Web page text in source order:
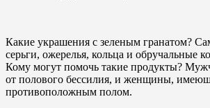
Какие украшения с зеленым гранатом?
серьги, ожерелья, кольца и обручальные
Кому могут помочь такие продукты?
от полового бессилия, и женщины,
противоположным полом.